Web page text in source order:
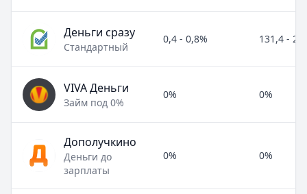
Деньги сразу
Стандартный
0,4 - 0,8% 131,4 -
VIVA Деньги
Займ под 0%
0% 0%
Дополучкино
Деньги до
зарплаты
0% 0%